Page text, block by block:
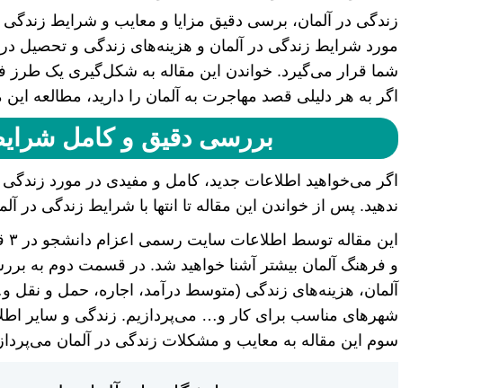
زندگی در آلمان، برسی دقیق مزایا و معایب و شرایط زندگی
مورد شرایط زندگی در آلمان و هزینه‌های زندگی و تحصیل
شما قرار می‌گیرد. خواندن این مقاله به شکل‌گیری یک طرز
اگر به هر دلیلی قصد مهاجرت به آلمان را دارید، مطالعه
بررسی دقیق و کامل
اگر می‌خواهید اطلاعات جدید، کامل و مفیدی در مورد
ندهید. پس از خواندن این مقاله تا انتها با شرایط زندگی در
و فرهنگ آلمان بیشتر آشنا خواهید شد. در قسمت دوم به
آلمان، هزینه‌های زندگی (متوسط ​​درآمد، اجاره، حمل و نقل
شهر‌های مناسب برای کار و… می‌پردازیم. زندگی و سایر
سوم این مقاله به معایب و مشکلات زندگی در آلمان